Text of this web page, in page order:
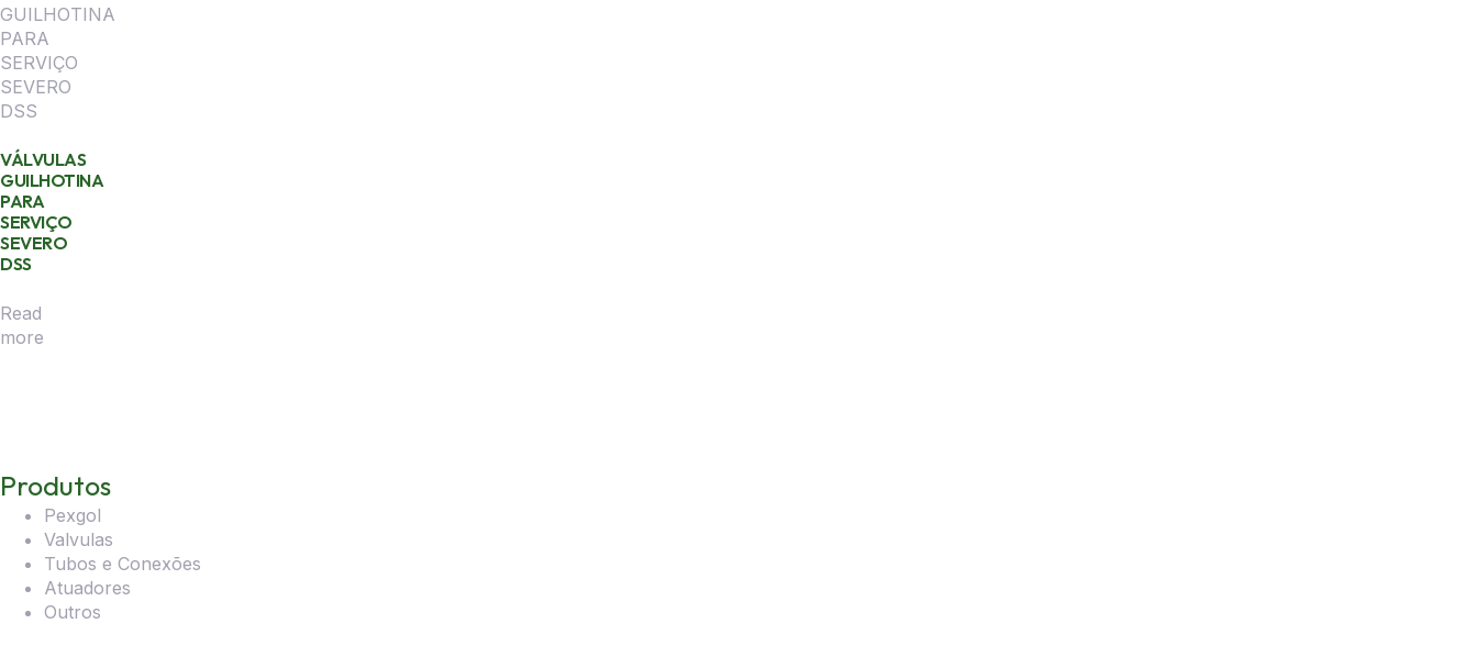
VÁLVULAS
GUILHOTINA
PARA
SERVIÇO
SEVERO
DSS
Read
more
Produtos
Pexgol
Valvulas
Tubos e Conexões
Atuadores
Outros